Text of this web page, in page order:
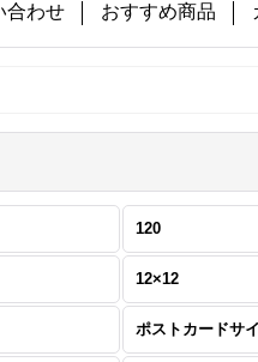
合わせ おすすめ商品
120
12×12
ポストカードサ